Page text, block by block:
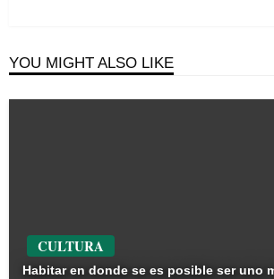
YOU MIGHT ALSO LIKE
CULTURA
Habitar en donde se es posible ser uno